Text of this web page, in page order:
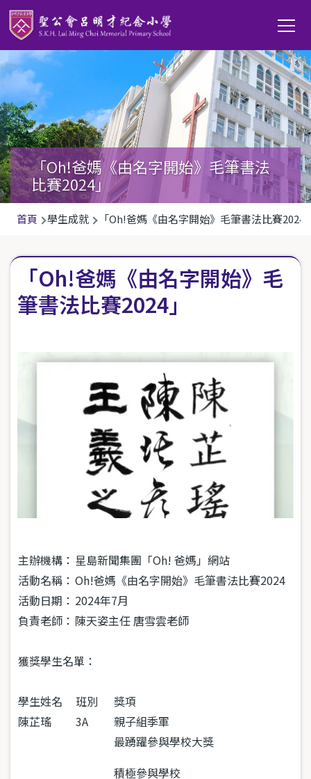
移至主內容
Main
「Oh!爸媽《由名字開始》毛筆書法
比賽2024」
導
連
首頁 學生成就 「Oh!爸媽《由名字開始》毛筆書法比賽2024
「Oh!爸媽《由名字開始》毛
筆書法比賽2024」
主辦機構： 星島新聞集團「Oh! 爸媽」網站
活動名稱： Oh!爸媽《由名字開始》毛筆書法比賽2024
活動日期： 2024年7月
負責老師： 陳天姿主任 唐雪雲老師
獲獎學生名單：
學生姓名 班別
獎項
陳芷瑤
3A
親子組季軍
最踴躍參與學校大獎
積極參與學校